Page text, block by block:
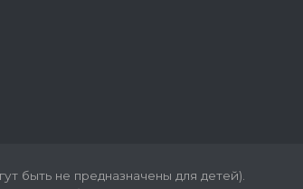
быть не предназначены для детей).